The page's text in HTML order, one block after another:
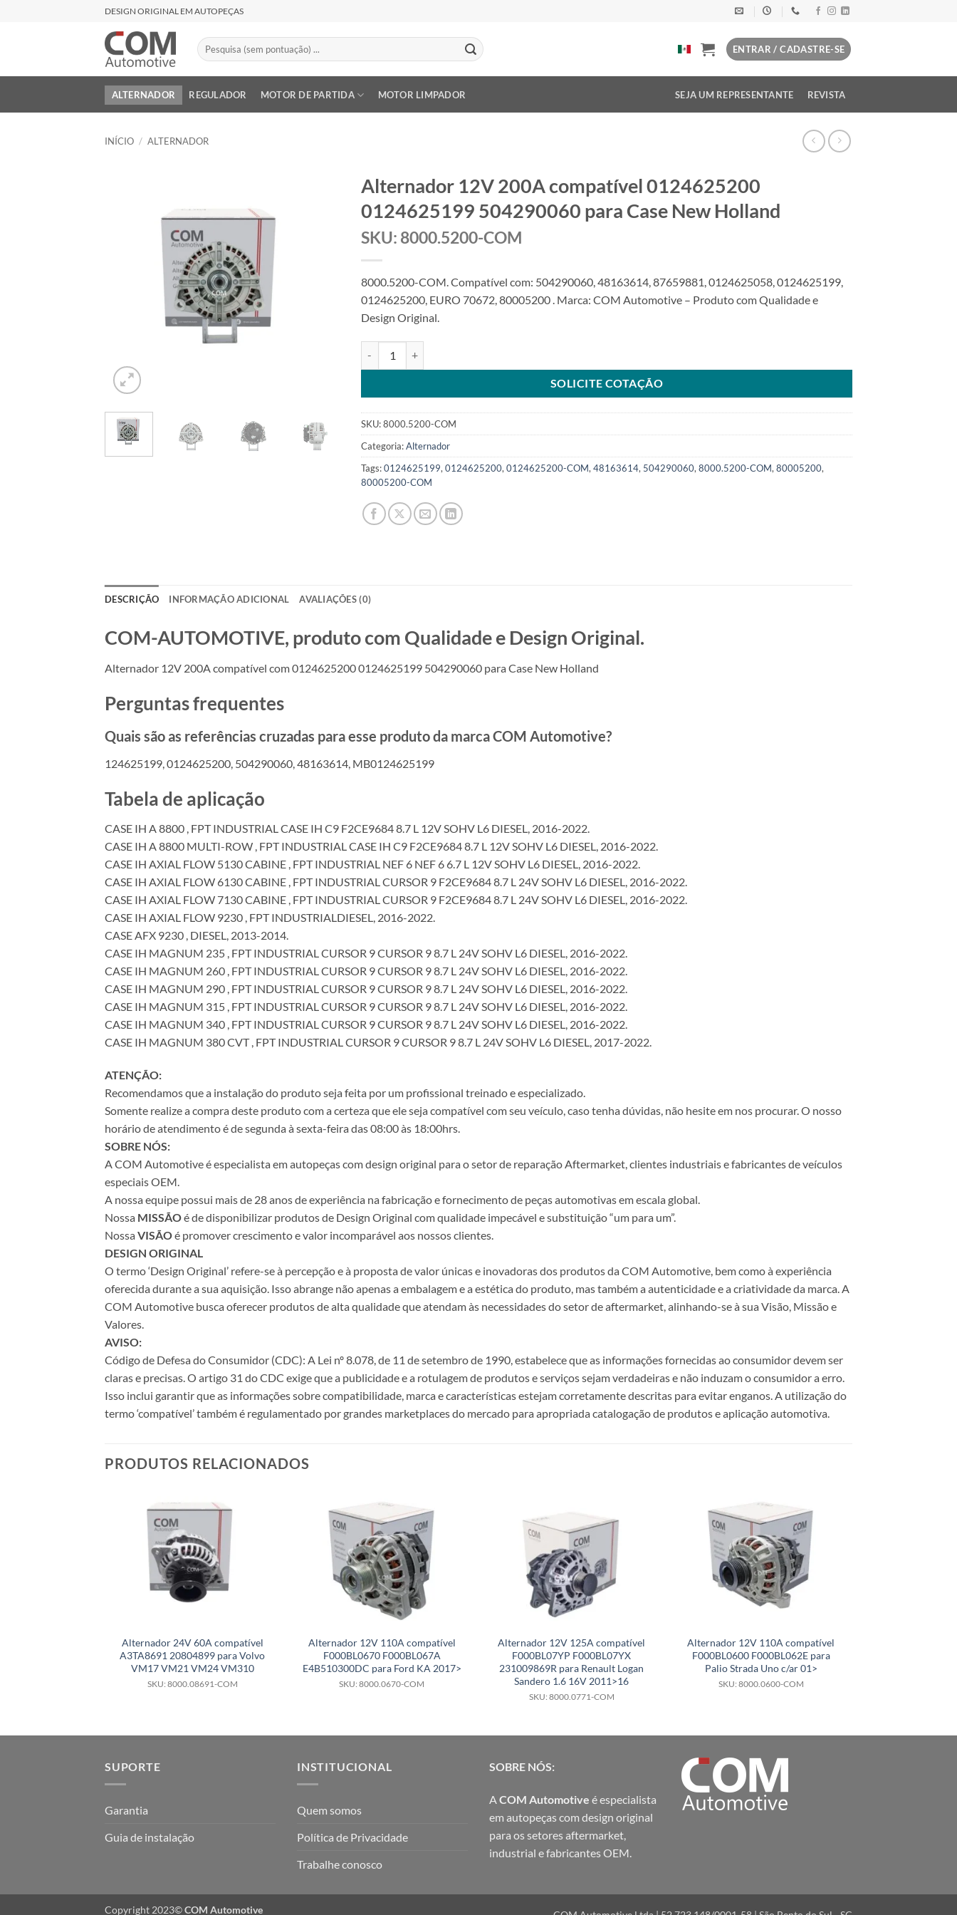
DESIGN ORIGINAL EM AUTOPEÇAS
Pesquisar
por:
ENTRAR / CADASTRE-SE
ALTERNADOR REGULADOR MOTOR DE PARTIDA MOTOR LIMPADOR SEJA UM REPRESENTANTE REVISTA
INÍCIO / ALTERNADOR
Alternador 12V 200A compatível 0124625200
0124625199 504290060 para Case New Holland
SKU: 8000.5200-COM
8000.5200-COM. Compatível com: 504290060, 48163614, 87659881, 0124625058, 0124625199,
0124625200, EURO 70672, 80005200 . Marca: COM Automotive – Produto com Qualidade e
Design Original.
SOLICITE COTAÇÃO
SKU:8000.5200-COM
Categoria:Alternador
Tags:0124625199, 0124625200, 0124625200-COM, 48163614, 504290060, 8000.5200-COM, 80005200,
80005200-COM
DESCRIÇÃO INFORMAÇÃO ADICIONAL AVALIAÇÕES (0)
COM-AUTOMOTIVE, produto com Qualidade e Design Original.
Alternador 12V 200A compatível com 0124625200 0124625199 504290060 para Case New Holland
Perguntas frequentes
Quais são as referências cruzadas para esse produto da marca COM Automotive?
124625199, 0124625200, 504290060, 48163614, MB0124625199
Tabela de aplicação
CASE IH A 8800 , FPT INDUSTRIAL CASE IH C9 F2CE9684 8.7 L 12V SOHV L6 DIESEL, 2016-2022.
CASE IH A 8800 MULTI-ROW , FPT INDUSTRIAL CASE IH C9 F2CE9684 8.7 L 12V SOHV L6 DIESEL, 2016-2022.
CASE IH AXIAL FLOW 5130 CABINE , FPT INDUSTRIAL NEF 6 NEF 6 6.7 L 12V SOHV L6 DIESEL, 2016-2022.
CASE IH AXIAL FLOW 6130 CABINE , FPT INDUSTRIAL CURSOR 9 F2CE9684 8.7 L 24V SOHV L6 DIESEL, 2016-2022.
CASE IH AXIAL FLOW 7130 CABINE , FPT INDUSTRIAL CURSOR 9 F2CE9684 8.7 L 24V SOHV L6 DIESEL, 2016-2022.
CASE IH AXIAL FLOW 9230 , FPT INDUSTRIALDIESEL, 2016-2022.
CASE AFX 9230 , DIESEL, 2013-2014.
CASE IH MAGNUM 235 , FPT INDUSTRIAL CURSOR 9 CURSOR 9 8.7 L 24V SOHV L6 DIESEL, 2016-2022.
CASE IH MAGNUM 260 , FPT INDUSTRIAL CURSOR 9 CURSOR 9 8.7 L 24V SOHV L6 DIESEL, 2016-2022.
CASE IH MAGNUM 290 , FPT INDUSTRIAL CURSOR 9 CURSOR 9 8.7 L 24V SOHV L6 DIESEL, 2016-2022.
CASE IH MAGNUM 315 , FPT INDUSTRIAL CURSOR 9 CURSOR 9 8.7 L 24V SOHV L6 DIESEL, 2016-2022.
CASE IH MAGNUM 340 , FPT INDUSTRIAL CURSOR 9 CURSOR 9 8.7 L 24V SOHV L6 DIESEL, 2016-2022.
CASE IH MAGNUM 380 CVT , FPT INDUSTRIAL CURSOR 9 CURSOR 9 8.7 L 24V SOHV L6 DIESEL, 2017-2022.
ATENÇÃO:
Recomendamos que a instalação do produto seja feita por um profissional treinado e especializado.
Somente realize a compra deste produto com a certeza que ele seja compatível com seu veículo, caso tenha dúvidas, não hesite em nos procurar. O nosso
horário de atendimento é de segunda à sexta-feira das 08:00 às 18:00hrs.
SOBRE NÓS:
A COM Automotive é especialista em autopeças com design original para o setor de reparação Aftermarket, clientes industriais e fabricantes de veículos
especiais OEM.
A nossa equipe possui mais de 28 anos de experiência na fabricação e fornecimento de peças automotivas em escala global.
Nossa MISSÃOé de disponibilizar produtos de Design Original com qualidade impecável e substituição “um para um”.
Nossa VISÃOé promover crescimento e valor incomparável aos nossos clientes.
DESIGN ORIGINAL
O termo ‘Design Original’ refere-se à percepção e à proposta de valor únicas e inovadoras dos produtos da COM Automotive, bem como à experiência
oferecida durante a sua aquisição. Isso abrange não apenas a embalagem e a estética do produto, mas também a autenticidade e a criatividade da marca. A
COM Automotive busca oferecer produtos de alta qualidade que atendam às necessidades do setor de aftermarket, alinhando-se à sua Visão, Missão e
Valores.
AVISO:
Código de Defesa do Consumidor (CDC): A Lei nº 8.078, de 11 de setembro de 1990, estabelece que as informações fornecidas ao consumidor devem ser
claras e precisas. O artigo 31 do CDC exige que a publicidade e a rotulagem de produtos e serviços sejam verdadeiras e não induzam o consumidor a erro.
Isso inclui garantir que as informações sobre compatibilidade, marca e características estejam corretamente descritas para evitar enganos. A utilização do
termo ‘compatível’ também é regulamentado por grandes marketplaces do mercado para apropriada catalogação de produtos e aplicação automotiva.
PRODUTOS RELACIONADOS
Alternador 24V 60A compatível
A3TA8691 20804899 para Volvo
VM17 VM21 VM24 VM310
SKU: 8000.08691-COM
Alternador 12V 110A compatível
F000BL0670 F000BL067A
E4B510300DC para Ford KA 2017>
SKU: 8000.0670-COM
Alternador 12V 125A compatível
F000BL07YP F000BL07YX
231009869R para Renault Logan
Sandero 1.6 16V 2011>16
SKU: 8000.0771-COM
Alternador 12V 110A compatível
F000BL0600 F000BL062E para
Palio Strada Uno c/ar 01>
SKU: 8000.0600-COM
SUPORTE
Garantia
Guia de instalação
INSTITUCIONAL
Quem somos
Política de Privacidade
Trabalhe conosco
SOBRE NÓS:
ACOM Automotive é especialista
em autopeças com design original
para os setores aftermarket,
industrial e fabricantes OEM.
Copyright 2023©COM Automotive